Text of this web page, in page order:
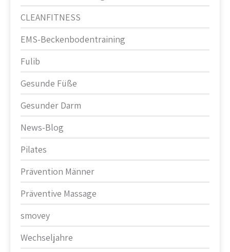
CLEANFITNESS
EMS-Beckenbodentraining
Fulib
Gesunde Füße
Gesunder Darm
News-Blog
Pilates
Prävention Männer
Präventive Massage
smovey
Wechseljahre